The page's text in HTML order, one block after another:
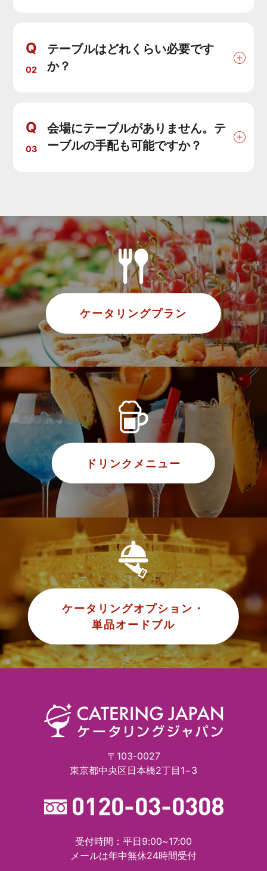
Q
02
テーブルはどれくらい必要です
か？
Q
03
会場にテーブルがありません。テ
ーブルの手配も可能ですか？
ケータリングプラン
ドリンクメニュー
ケータリングオプション・
単品オードブル
〒103-0027
東京都中央区日本橋2丁目1−3
受付時間：平日9:00~17:00
メールは年中無休24時間受付